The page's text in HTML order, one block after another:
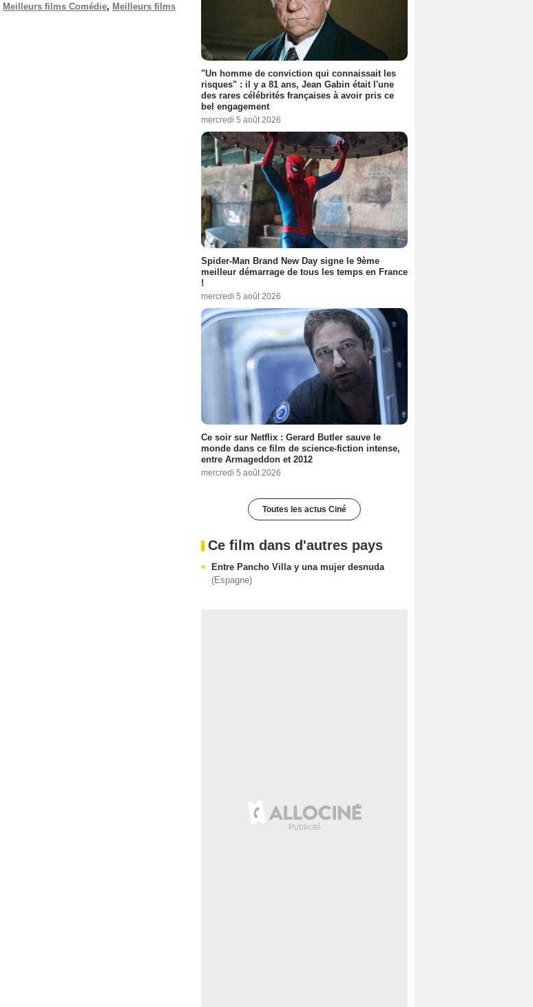
Meilleurs films Comédie, Meilleurs films
"Un homme de conviction qui connaissait les
risques" : il y a 81 ans, Jean Gabin était l'une
des rares célébrités françaises à avoir pris ce
bel engagement
mercredi 5 août 2026
Spider-Man Brand New Day signe le 9ème
meilleur démarrage de tous les temps en France
!
mercredi 5 août 2026
Ce soir sur Netflix : Gerard Butler sauve le
monde dans ce film de science-fiction intense,
entre Armageddon et 2012
mercredi 5 août 2026
Toutes les actus Ciné
Ce film dans d'autres pays
Entre Pancho Villa y una mujer desnuda
(Espagne)